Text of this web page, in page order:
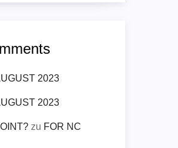
2023
2023
zu FOR NC